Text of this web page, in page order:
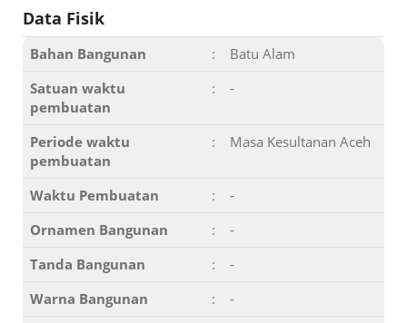
Data Fisik
Bahan Bangunan :
Batu Alam
Satuan waktu
pembuatan
: -
Periode waktu
pembuatan
: Masa Kesultanan Aceh
Waktu Pembuatan :
-
Ornamen Bangunan
:
-
Tanda Bangunan
:
-
Warna Bangunan
:
-